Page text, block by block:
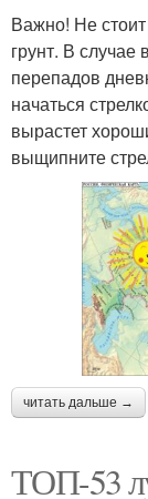
Важно! Не
грунт. В случае
перепадов
начаться
вырастет
выщипните
читать дальше →
ТОП-53